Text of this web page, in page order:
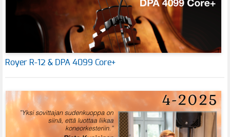
Royer R-12 & DPA 4099 Core+